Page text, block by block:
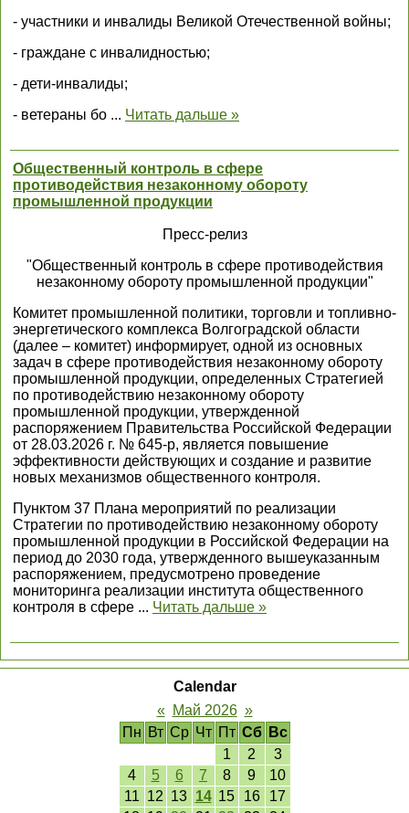
- участники и инвалиды Великой Отечественной войны;
- граждане с инвалидностью;
- дети-инвалиды;
- ветераны бо ... Читать дальше »
Общественный контроль в сфере
противодействия незаконному обороту
промышленной продукции
Пресс-релиз
"Общественный контроль в сфере противодействия
незаконному обороту промышленной продукции"
Комитет промышленной политики, торговли и топливно-
энергетического комплекса Волгоградской области
(далее – комитет) информирует, одной из основных
задач в сфере противодействия незаконному обороту
промышленной продукции, определенных Стратегией
по противодействию незаконному обороту
промышленной продукции, утвержденной
распоряжением Правительства Российской Федерации
от 28.03.2026 г. № 645-р, является повышение
эффективности действующих и создание и развитие
новых механизмов общественного контроля.
Пунктом 37 Плана мероприятий по реализации
Стратегии по противодействию незаконному обороту
промышленной продукции в Российской Федерации на
период до 2030 года, утвержденного вышеуказанным
распоряжением, предусмотрено проведение
мониторинга реализации института общественного
контроля в сфере ... Читать дальше »
Calendar
«
Май 2026 »
Пн Вт Ср Чт Пт Сб
Вс
1
2
3
4
5 6 7 8 9
10
11 12 13 14 15 16
17